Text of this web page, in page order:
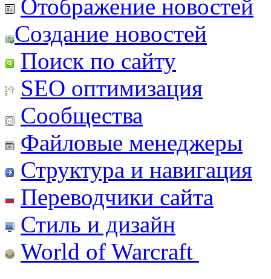
Отображение новостей
Создание новостей
Поиск по сайту
SEO оптимизация
Сообщества
Файловые менеджеры
Структура и навигация
Переводчики сайта
Стиль и дизайн
World of Warcraft